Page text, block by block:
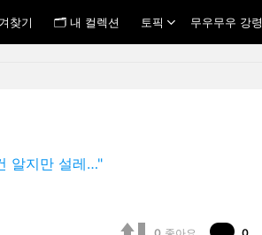
찾기 🗂 내 컬렉션 토픽 무우무우 강령
알지만 설레…"